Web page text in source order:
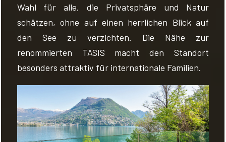
Wahl für alle, die Privatsphäre und Natur
schätzen, ohne auf einen herrlichen Blick auf
den See zu verzichten. Die Nähe zur
renommierten TASIS macht den Standort
besonders attraktiv für internationale Familien.